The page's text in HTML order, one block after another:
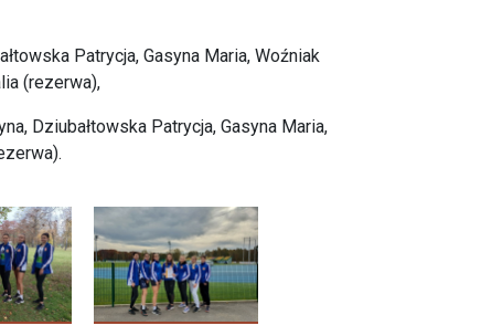
Patrycja, Gasyna Maria, Woźniak
(rezerwa),
Dziubałtowska Patrycja, Gasyna Maria,